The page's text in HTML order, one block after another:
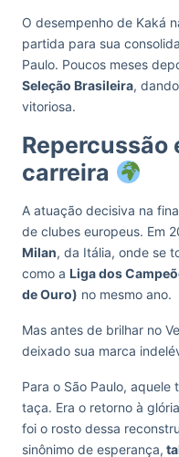
O desempenho de Kaká
partida para sua
Paulo. Poucos meses
Seleção Brasileira,
vitoriosa.
Repercussão
carreira
A atuação decisiva na
de clubes europeus. Em
Milan, da Itália, onde se
como a Liga dos
de Ouro) no mesmo ano.
Mas antes de brilhar no
deixado sua marca
Para o São Paulo,
taça. Era o retorno à
foi o rosto dessa
sinônimo de esperança,